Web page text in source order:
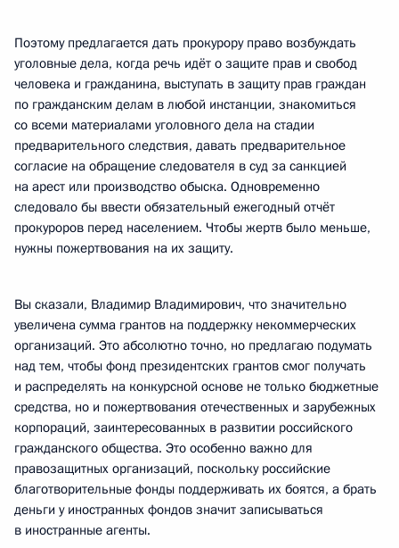
Поэтому предлагается дать прокурору право возбуждать
уголовные дела, когда речь идёт о защите прав и свобод
человека и гражданина, выступать в защиту прав граждан
по гражданским делам в любой инстанции, знакомиться
со всеми материалами уголовного дела на стадии
предварительного следствия, давать предварительное
согласие на обращение следователя в суд за санкцией
на арест или производство обыска. Одновременно
следовало бы ввести обязательный ежегодный отчёт
прокуроров перед населением. Чтобы жертв было меньше,
нужны пожертвования на их защиту.
Вы сказали, Владимир Владимирович, что значительно
увеличена сумма грантов на поддержку некоммерческих
организаций. Это абсолютно точно, но предлагаю подумать
над тем, чтобы фонд президентских грантов смог получать
и распределять на конкурсной основе не только бюджетные
средства, но и пожертвования отечественных и зарубежных
корпораций, заинтересованных в развитии российского
гражданского общества. Это особенно важно для
правозащитных организаций, поскольку российские
благотворительные фонды поддерживать их боятся, а брать
деньги у иностранных фондов значит записываться
в иностранные агенты.